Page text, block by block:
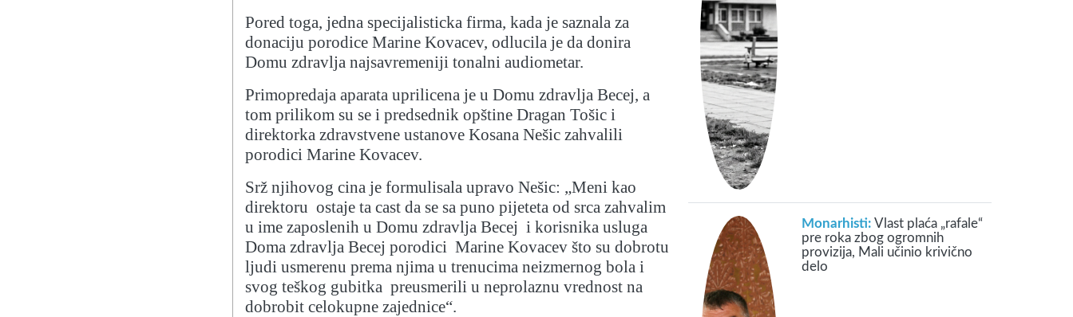
Pored toga, jedna specijalisticka firma, kada je saznala za
donaciju porodice Marine Kovacev, odlucila je da donira
Domu zdravlja najsavremeniji tonalni audiometar.
Primopredaja aparata uprilicena je u Domu zdravlja Becej, a
tom prilikom su se i predsednik opštine Dragan Tošic i
direktorka zdravstvene ustanove Kosana Nešic zahvalili
porodici Marine Kovacev.
Srž njihovog cina je formulisala upravo Nešic: „Meni kao
direktoru ostaje ta cast da se sa puno pijeteta od srca zahvalim
u ime zaposlenih u Domu zdravlja Becej i korisnika usluga
Doma zdravlja Becej porodici Marine Kovacev što su dobrotu
ljudi usmerenu prema njima u trenucima neizmernog bola i
svog teškog gubitka preusmerili u neprolaznu vrednost na
dobrobit celokupne zajednice“.
Monarhisti: Vlast plaća „rafale“
pre roka zbog ogromnih
provizija, Mali učinio krivično
delo